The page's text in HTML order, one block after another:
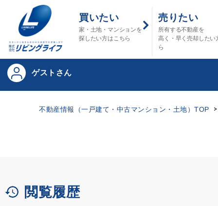
買いたい
家・土地・マンションを
探したい方はこちら
売りたい
所有する不動産を
高く・早く売却したい
ら
ゲストさん
不動産情報（一戸建て・中古マンション・土地）TOP
閲覧履歴